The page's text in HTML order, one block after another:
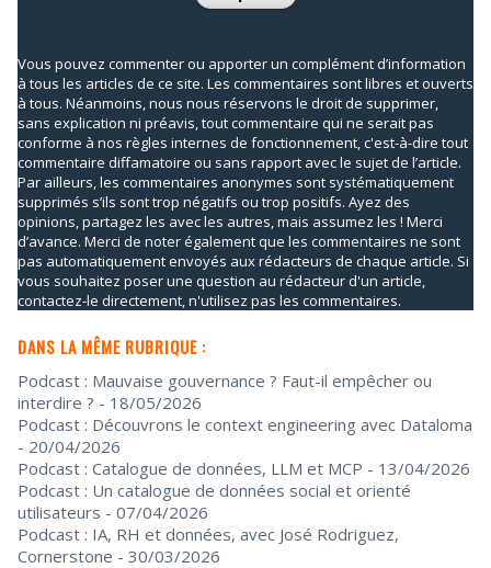
Vous pouvez commenter ou apporter un complément d’information
à tous les articles de ce site. Les commentaires sont libres et ouverts
à tous. Néanmoins, nous nous réservons le droit de supprimer,
sans explication ni préavis, tout commentaire qui ne serait pas
conforme à nos règles internes de fonctionnement, c'est-à-dire tout
commentaire diffamatoire ou sans rapport avec le sujet de l’article.
Par ailleurs, les commentaires anonymes sont systématiquement
supprimés s’ils sont trop négatifs ou trop positifs. Ayez des
opinions, partagez les avec les autres, mais assumez les ! Merci
d’avance. Merci de noter également que les commentaires ne sont
pas automatiquement envoyés aux rédacteurs de chaque article. Si
vous souhaitez poser une question au rédacteur d'un article,
contactez-le directement, n'utilisez pas les commentaires.
DANS LA MÊME RUBRIQUE :
Podcast : Mauvaise gouvernance ? Faut-il empêcher ou
interdire ? - 18/05/2026
Podcast : Découvrons le context engineering avec Dataloma
- 20/04/2026
Podcast : Catalogue de données, LLM et MCP - 13/04/2026
Podcast : Un catalogue de données social et orienté
utilisateurs - 07/04/2026
Podcast : IA, RH et données, avec José Rodriguez,
Cornerstone - 30/03/2026